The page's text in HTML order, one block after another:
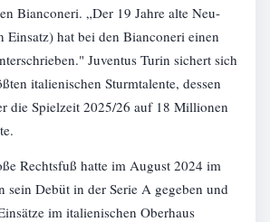
Bianconeri. „Der 19 Jahre alte Neu-
Einsatz) hat bei den Bianconeri einen
Juventus Turin sichert sich
italienischen Sturmtalente, dessen
die Spielzeit 2025/26 auf 18 Millionen
Rechtsfuß hatte im August 2024 im
sein Debüt in der Serie A gegeben und
im italienischen Oberhaus